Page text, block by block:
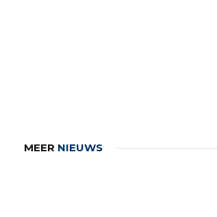
MEER NIEUWS